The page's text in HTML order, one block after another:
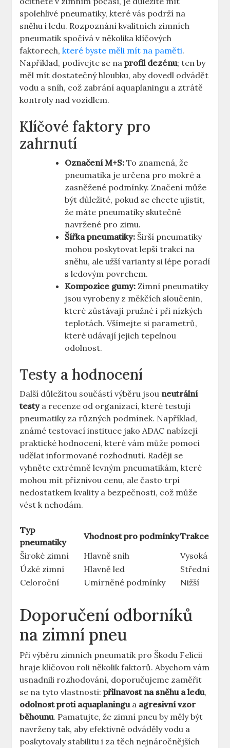
spolehlivé pneumatiky, které vás podrží na
sněhu i ledu. Rozpoznání kvalitních zimních
pneumatik spočívá v několika klíčových
faktorech,které byste měli mít na paměti.
Například, podívejte se naprofil dezénu; ten by
měl mít dostatečný hloubku, aby dovedl odvádět
vodu a sníh, což zabrání aquaplaningu a ztrátě
kontroly nad vozidlem.
Klíčové faktory pro
zahrnutí
Označení M+S: To znamená, že
pneumatika je určena pro mokré a
zasněžené podmínky. Značení může
být důležité, pokud se chcete ujistit,
že máte pneumatiky skutečně
navržené pro zimu.
Šířka pneumatiky: Širší pneumatiky
mohou poskytovat lepší trakci na
sněhu, ale užší varianty si lépe poradí
s ledovým povrchem.
Kompozice gumy: Zimní pneumatiky
jsou vyrobeny z měkčích sloučenin,
které zůstávají pružné i při nízkých
teplotách. Všímejte si parametrů,
které udávají jejich tepelnou
odolnost.
Testy a hodnocení
Další důležitou součástí výběru jsou neutrální
testya recenze od organizací, které testují
pneumatiky za různých podmínek. Například,
známé testovací instituce jako ADAC nabízejí
praktické hodnocení, které vám může pomoci
udělat informované rozhodnutí. Raději se
vyhněte extrémně levným pneumatikám, které
mohou mít příznivou cenu, ale často trpí
nedostatkem kvality a bezpečnosti, což může
vést k nehodám.
Typ
pneumatiky
Vhodnost pro podmínkyTrakce
Široké zimní
Hlavně sníh
Vysoká
Úzké zimní
Hlavně led
Střední
Celoroční
Umírněné podmínky Nižší
Doporučení odborníků
na zimní pneu
Při výběru zimních pneumatik pro Škodu Felicii
hraje klíčovou roli několik faktorů. Abychom vám
usnadnili rozhodování, doporučujeme zaměřit
se na tyto vlastnosti:přilnavost na sněhu a ledu,
odolnost proti aquaplaningua agresivní vzor
běhounu. Pamatujte, že zimní pneu by měly být
navrženy tak, aby efektivně odváděly vodu a
poskytovaly stabilitu i za těch nejnáročnějších